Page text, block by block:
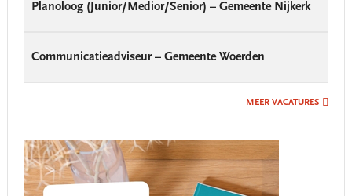
Planoloog (Junior/Medior/Senior) – Gemeente Nijkerk
Communicatieadviseur – Gemeente Woerden
MEER VACATURES